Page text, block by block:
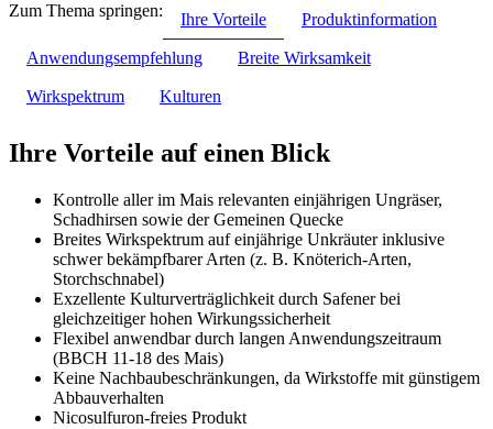
Zum Thema springen:
Ihre Vorteile Produktinformation
Anwendungsempfehlung Breite Wirksamkeit
Wirkspektrum Kulturen
Ihre Vorteile auf einen Blick
Kontrolle aller im Mais relevanten einjährigen Ungräser,
Schadhirsen sowie der Gemeinen Quecke
Breites Wirkspektrum auf einjährige Unkräuter inklusive
schwer bekämpfbarer Arten (z. B. Knöterich-Arten,
Storchschnabel)
Exzellente Kulturverträglichkeit durch Safener bei
gleichzeitiger hohen Wirkungssicherheit
Flexibel anwendbar durch langen Anwendungszeitraum
(BBCH 11-18 des Mais)
Keine Nachbaubeschränkungen, da Wirkstoffe mit günstigem
Abbauverhalten
Nicosulfuron-freies Produkt